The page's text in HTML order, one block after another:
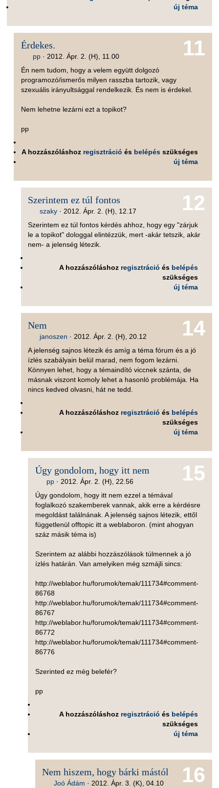
új téma
11
Érdekes.
pp· 2012. Ápr. 2. (H), 11.00
Én nem tudom, hogy a velem együtt dolgozó
programozó/ismerős milyen rasszba tartozik, vagy
szexuális irányultsággal rendelkezik. És nem is érdekel.
Nem lehetne lezárni ezt a topikot?
pp
A hozzászóláshoz regisztráció és belépés szükséges
új téma
12
Szerintem ez túl fontos
szaky· 2012. Ápr. 2. (H), 12.17
Szerintem ez túl fontos kérdés ahhoz, hogy egy "zárjuk
le a topikot" dologgal elintézzük, mert -akár tetszik, akár
nem- a jelenség létezik.
A hozzászóláshoz regisztráció és belépés
szükséges
új téma
14
Nem
janoszen · 2012. Ápr. 2. (H), 20.12
A jelenség sajnos létezik és amíg a téma fórum és a jó
ízlés szabályain belül marad, nem fogom lezárni.
Könnyen lehet, hogy a témaindító viccnek szánta, de
másnak viszont komoly lehet a hasonló problémája. Ha
nincs kedved olvasni, hát ne tedd.
A hozzászóláshoz regisztráció és belépés
szükséges
új téma
15
Úgy gondolom, hogy itt nem
pp ·2012. Ápr. 2. (H), 22.56
Úgy gondolom, hogy itt nem ezzel a témával
foglalkozó szakemberek vannak, akik erre a kérdésre
megoldást találnának. A jelenség sajnos létezik, ettől
függetlenül offtopic itt a weblaboron. (mint ahogyan
száz másik téma is)
Szerintem az alábbi hozzászólások túlmennek a jó
ízlés határán. Van amelyiken még szmájli sincs:
http://weblabor.hu/forumok/temak/111734#comment-
86768
http://weblabor.hu/forumok/temak/111734#comment-
86767
http://weblabor.hu/forumok/temak/111734#comment-
86772
http://weblabor.hu/forumok/temak/111734#comment-
86776
Szerinted ez még belefér?
pp
A hozzászóláshoz regisztráció és belépés
szükséges
új téma
16
Nem hiszem, hogy bárki mástól
Joó Ádám · 2012. Ápr. 3. (K), 04.10